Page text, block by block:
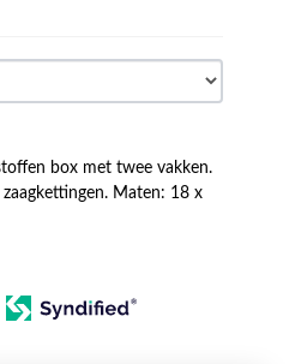
box met twee vakken.
Maten: 18 x